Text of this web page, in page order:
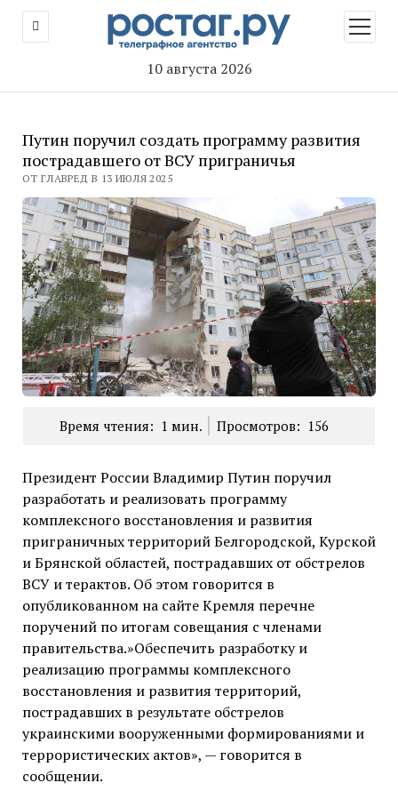
10 августа 2026
меню
Путин поручил создать программу развития
пострадавшего от ВСУ приграничья
ОТ ГЛАВРЕД В 13 ИЮЛЯ 2025
Время чтения: 1 мин. Просмотров: 156
Президент России Владимир Путин поручил
разработать и реализовать программу
комплексного восстановления и развития
приграничных территорий Белгородской, Курской
и Брянской областей, пострадавших от обстрелов
ВСУ и терактов. Об этом говорится в
опубликованном на сайте Кремля перечне
поручений по итогам совещания с членами
правительства.»Обеспечить разработку и
реализацию программы комплексного
восстановления и развития территорий,
пострадавших в результате обстрелов
украинскими вооруженными формированиями и
террористических актов», — говорится в
сообщении.